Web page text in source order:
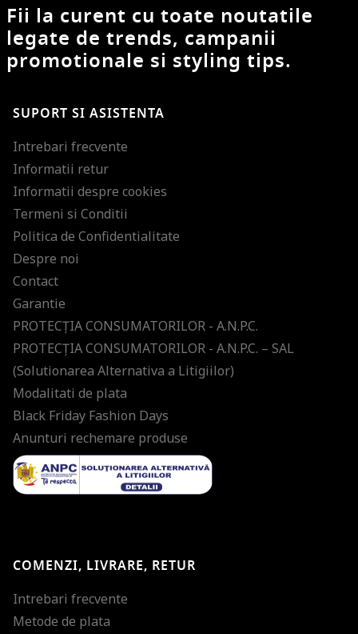
Fii la curent cu toate noutatile
legate de trends, campanii
promotionale si styling tips.
SUPORT SI ASISTENTA
Intrebari frecvente
Informatii retur
Informatii despre cookies
Termeni si Conditii
Politica de Confidentialitate
Despre noi
Contact
Garantie
PROTECŢIA CONSUMATORILOR - A.N.P.C.
PROTECŢIA CONSUMATORILOR - A.N.P.C. – SAL
(Solutionarea Alternativa a Litigiilor)
Modalitati de plata
Black Friday Fashion Days
Anunturi rechemare produse
COMENZI, LIVRARE, RETUR
Intrebari frecvente
Metode de plata